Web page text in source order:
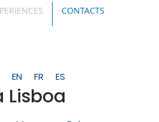
CONTACTS
EN FR ES
Lisboa